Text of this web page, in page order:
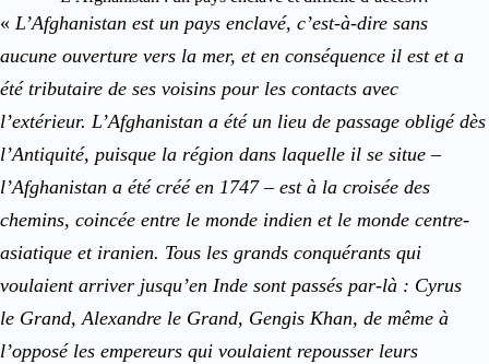
« L’Afghanistan est un pays enclavé, c’est-à-dire sans
aucune ouverture vers la mer, et en conséquence il est et a
été tributaire de ses voisins pour les contacts avec
l’extérieur. L’Afghanistan a été un lieu de passage obligé dès
l’Antiquité, puisque la région dans laquelle il se situe –
l’Afghanistan a été créé en 1747 – est à la croisée des
chemins, coincée entre le monde indien et le monde centre-
asiatique et iranien. Tous les grands conquérants qui
voulaient arriver jusqu’en Inde sont passés par-là : Cyrus
le Grand, Alexandre le Grand, Gengis Khan, de même à
l’opposé les empereurs qui voulaient repousser leurs